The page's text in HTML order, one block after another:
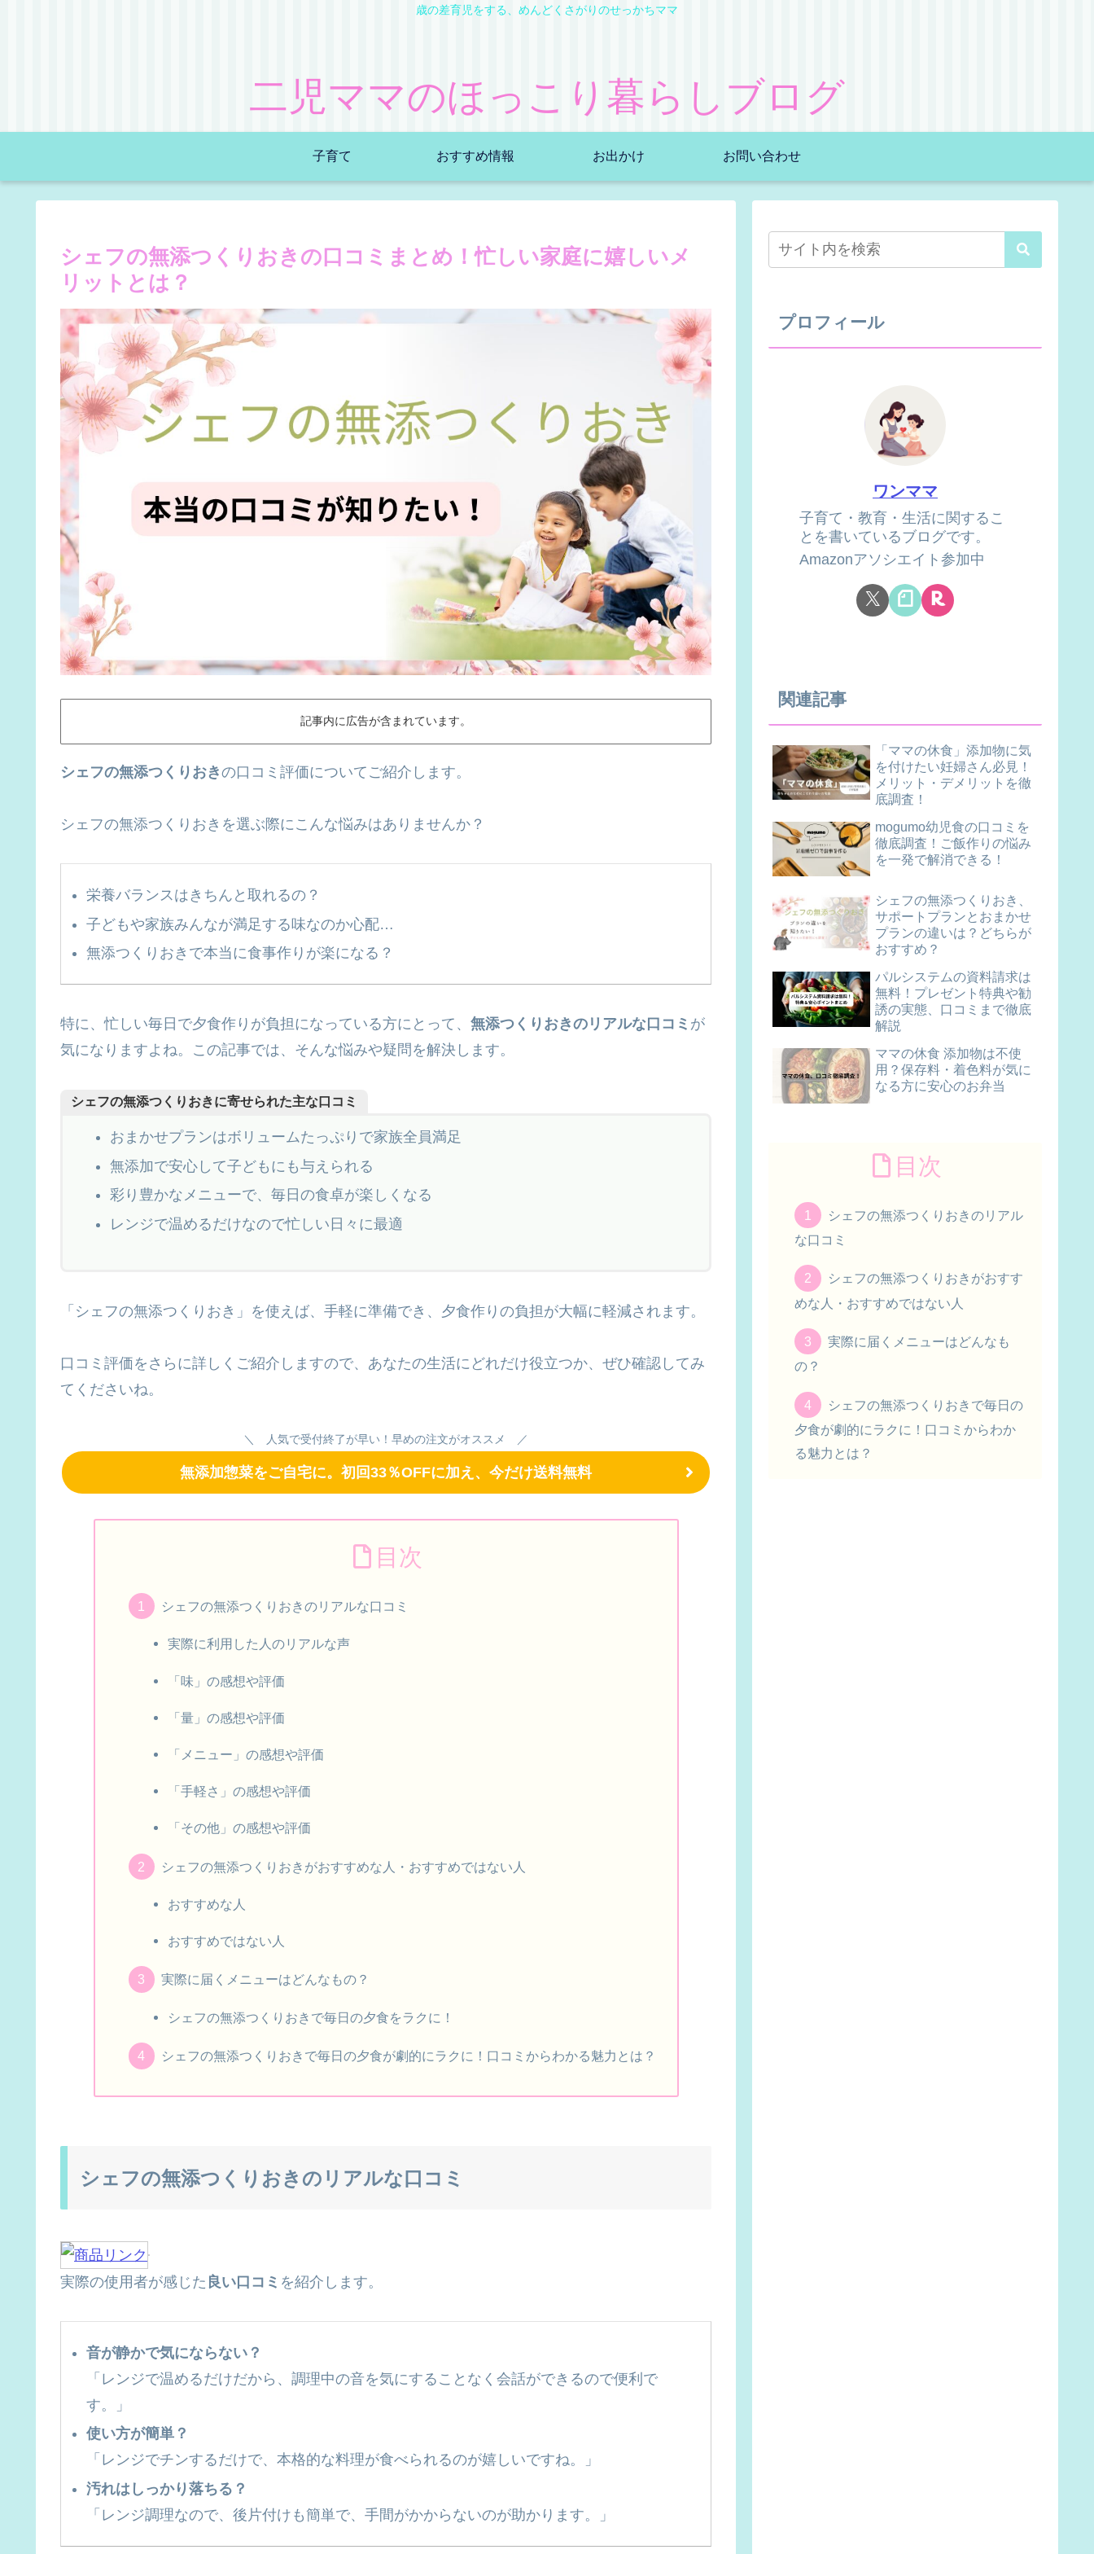
歳の差育児をする、めんどくさがりのせっかちママ
二児ママのほっこり暮らしブログ
子育て おすすめ情報 お出かけ お問い合わせ
シェフの無添つくりおきの口コミまとめ！忙しい家庭に嬉しいメ
リットとは？
記事内に広告が含まれています。
シェフの無添つくりおきの口コミ評価についてご紹介します。
シェフの無添つくりおきを選ぶ際にこんな悩みはありませんか？
栄養バランスはきちんと取れるの？
子どもや家族みんなが満足する味なのか心配…
無添つくりおきで本当に食事作りが楽になる？
特に、忙しい毎日で夕食作りが負担になっている方にとって、 無添つくりおきのリアルな口コミ が
気になりますよね。この記事では、そんな悩みや疑問を解決します。
シェフの無添つくりおきに寄せられた主な口コミ
おまかせプランはボリュームたっぷりで家族全員満足
無添加で安心して子どもにも与えられる
彩り豊かなメニューで、毎日の食卓が楽しくなる
レンジで温めるだけなので忙しい日々に最適
「シェフの無添つくりおき」を使えば、手軽に準備でき、夕食作りの負担が大幅に軽減されます。
口コミ評価をさらに詳しくご紹介しますので、あなたの生活にどれだけ役立つか、ぜひ確認してみ
てくださいね。
＼ 人気で受付終了が早い！早めの注文がオススメ ／
無添加惣菜をご自宅に。初回33％OFFに加え、今だけ送料無料
目次
シェフの無添つくりおきのリアルな口コミ
実際に利用した人のリアルな声
「味」の感想や評価
「量」の感想や評価
「メニュー」の感想や評価
「手軽さ」の感想や評価
「その他」の感想や評価
シェフの無添つくりおきがおすすめな人・おすすめではない人
おすすめな人
おすすめではない人
実際に届くメニューはどんなもの？
シェフの無添つくりおきで毎日の夕食をラクに！
シェフの無添つくりおきで毎日の夕食が劇的にラクに！口コミからわかる魅力とは？
シェフの無添つくりおきのリアルな口コミ
実際の使用者が感じた 良い口コミ を紹介します。
音が静かで気にならない？
「レンジで温めるだけだから、調理中の音を気にすることなく会話ができるので便利で
す。」
使い方が簡単？
「レンジでチンするだけで、本格的な料理が食べられるのが嬉しいですね。」
汚れはしっかり落ちる？
「レンジ調理なので、後片付けも簡単で、手間がかからないのが助かります。」
プロフィール
ワンママ
子育て・教育・生活に関するこ
とを書いているブログです。
Amazonアソシエイト参加中
関連記事
「ママの休食」添加物に気
を付けたい妊婦さん必見！
メリット・デメリットを徹
底調査！
mogumo幼児食の口コミを
徹底調査！ご飯作りの悩み
を一発で解消できる！
シェフの無添つくりおき、
サポートプランとおまかせ
プランの違いは？どちらが
おすすめ？
パルシステムの資料請求は
無料！プレゼント特典や勧
誘の実態、口コミまで徹底
解説
ママの休食 添加物は不使
用？保存料・着色料が気に
なる方に安心のお弁当
目次
シェフの無添つくりおきのリアル
な口コミ
シェフの無添つくりおきがおすす
めな人・おすすめではない人
実際に届くメニューはどんなも
の？
シェフの無添つくりおきで毎日の
夕食が劇的にラクに！口コミからわか
る魅力とは？